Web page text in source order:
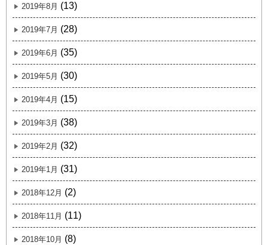
2019年8月 (13)
2019年7月 (28)
2019年6月 (35)
2019年5月 (30)
2019年4月 (15)
2019年3月 (38)
2019年2月 (32)
2019年1月 (31)
2018年12月 (2)
2018年11月 (11)
2018年10月 (8)